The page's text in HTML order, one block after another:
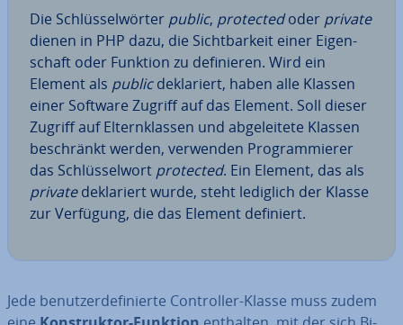
Die Schlüs­sel­wör­ter public, protectedoder private
dienen in PHP dazu, die Sicht­bar­keit einer Ei­gen­
schaft oder Funktion zu de­fi­nie­ren. Wird ein
Element als publicde­kla­riert, haben alle Klassen
einer Software Zugriff auf das Element. Soll dieser
Zugriff auf El­tern­klas­sen und ab­ge­lei­te­te Klassen
be­schränkt werden, verwenden Pro­gram­mie­rer
das Schlüs­sel­wort protected. Ein Element, das als
privatede­kla­riert wurde, steht lediglich der Klasse
zur Verfügung, die das Element definiert.
Jede be­nut­zer­de­fi­nier­te Con­trol­ler-Klasse muss zudem